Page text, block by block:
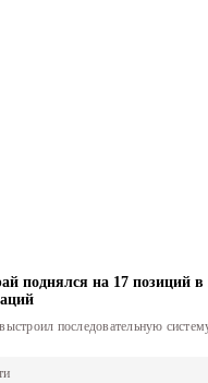
поднялся на 17 позиций в
последовательную